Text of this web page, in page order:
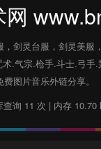
剑灵台服，剑灵美服
.气宗.枪手.斗士.弓手
图片音乐外链分享。
询 11 次 | 内存 10.70